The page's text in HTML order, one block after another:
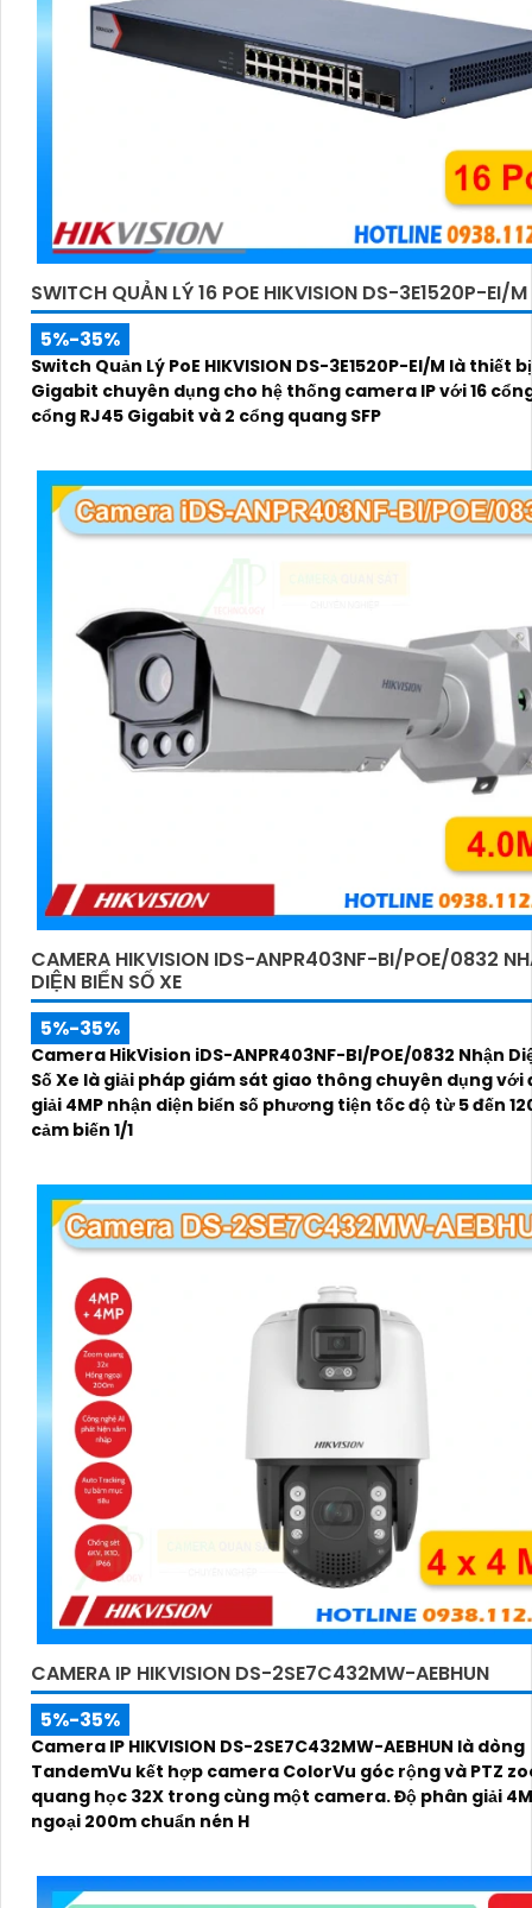
SWITCH QUẢN LÝ 16 POE HIKVISION DS-3E1520P-EI/M
5%-35%
Switch Quản Lý PoE HIKVISION DS-3E1520P-EI/M là thiết
Gigabit chuyên dụng cho hệ thống camera IP với 16
cổng RJ45 Gigabit và 2 cổng quang SFP
CAMERA HIKVISION IDS-ANPR403NF-BI/POE/0832
DIỆN BIỂN SỐ XE
5%-35%
Camera HikVision iDS-ANPR403NF-BI/POE/0832 Nhận
Số Xe là giải pháp giám sát giao thông chuyên dụng với
giải 4MP nhận diện biển số phương tiện tốc độ từ 5 đến
cảm biến 1/1
CAMERA IP HIKVISION DS-2SE7C432MW-AEBHUN
5%-35%
Camera IP HIKVISION DS-2SE7C432MW-AEBHUN là dòng
TandemVu kết hợp camera ColorVu góc rộng và PTZ
quang học 32X trong cùng một camera. Độ phân giải
ngoại 200m chuẩn nén H